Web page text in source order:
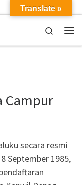
Search
Campur
secara resmi
September 1985,
Translate »